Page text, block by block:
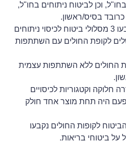
וכן לביטוח ניתוחים בחו"ל,
כרובד בסיס/ראשון.
•מסלולי ביטוח ניתוחים: נקבעו 3 מסלולי ביטוח לכיסוי ניתוחים
לקופת החולים עם השתתפות
החולים ללא השתתפות עצמית
חלוקה וקטגוריות לכיסויים
היה תחת מוצר אחד חולק
לקופות החולים נקבעו
על ביטוחי בריאות.